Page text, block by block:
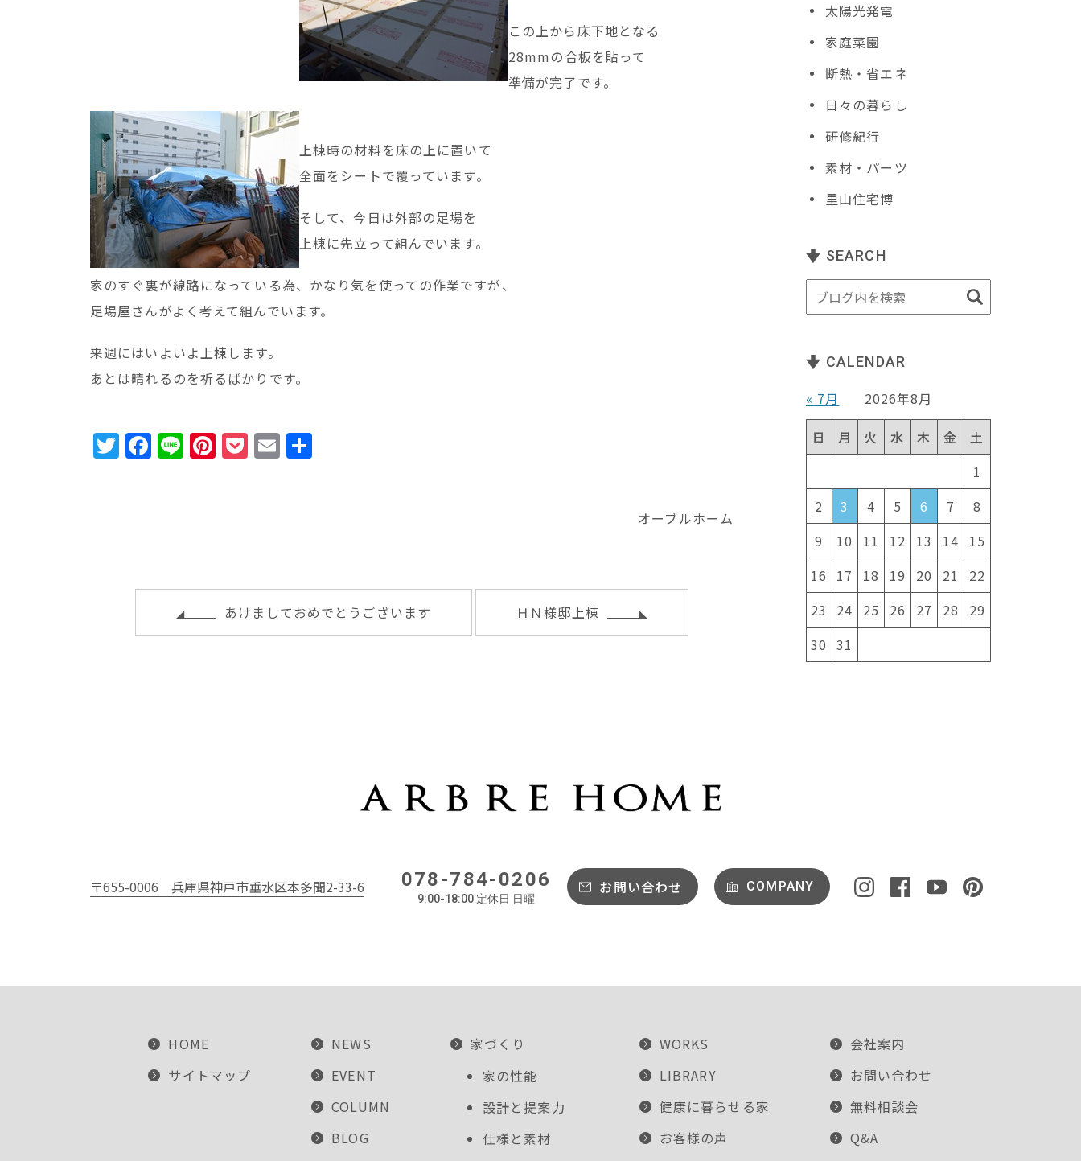
この上から床下地となる
28mmの合板を貼って
準備が完了です。
上棟時の材料を床の上に置いて
全面をシートで覆っています。
そして、今日は外部の足場を
上棟に先立って組んでいます。
家のすぐ裏が線路になっている為、かなり気を使っての作業ですが、
足場屋さんがよく考えて組んでいます。
来週にはいよいよ上棟します。
あとは晴れるのを祈るばかりです。
T
w
F
a
o
k
Li
n
Pi
n
P
o
E
m
オーブルホーム
あけましておめでとうございます ＨＮ様邸上棟
太陽光発電
家庭菜園
断熱・省エネ
日々の暮らし
研修紀行
素材・パーツ
里山住宅博
SEARCH
CALENDAR
« 7月
2026年8月
日
月 火 水 木 金
土
1
2
3 4 5 6 7
8
9
10 11 12 13 14
15
16
17 18 19 20 21
22
23
24 25 26 27 28
29
30 31
〒655-0006 兵庫県神戸市垂水区本多聞2-33-6 078-784-0206
9:00-18:00 定休日 日曜
お問い合わせ COMPANY
HOME
サイトマップ
NEWS
EVENT
COLUMN
BLOG
家づくり
家の性能
設計と提案力
仕様と素材
WORKS
LIBRARY
健康に暮らせる家
お客様の声
会社案内
お問い合わせ
無料相談会
Q&A